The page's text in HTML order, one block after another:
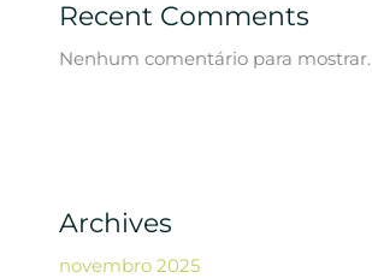
Recent Comments
Nenhum comentário para mostrar.
Archives
novembro 2025